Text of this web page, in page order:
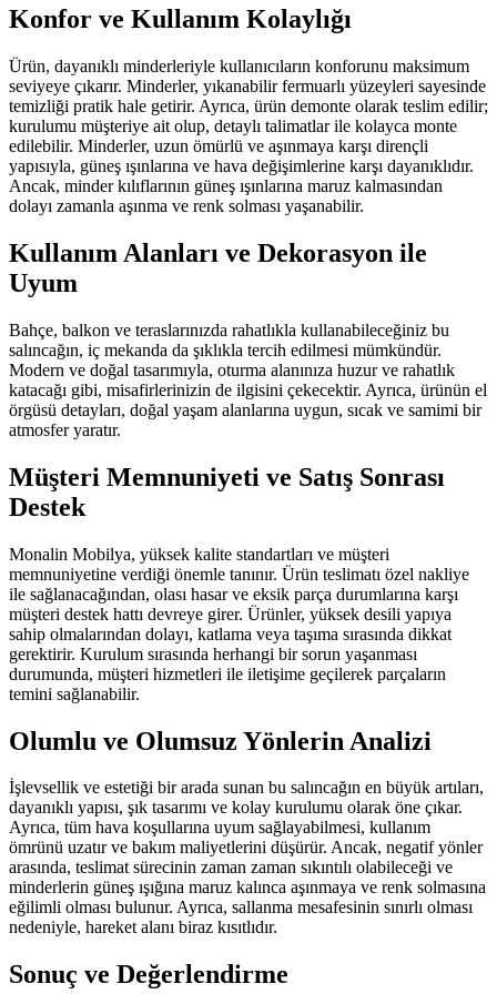
Konfor ve Kullanım Kolaylığı
Ürün, dayanıklı minderleriyle kullanıcıların konforunu maksimum
seviyeye çıkarır. Minderler, yıkanabilir fermuarlı yüzeyleri sayesinde
temizliği pratik hale getirir. Ayrıca, ürün demonte olarak teslim edilir;
kurulumu müşteriye ait olup, detaylı talimatlar ile kolayca monte
edilebilir. Minderler, uzun ömürlü ve aşınmaya karşı dirençli
yapısıyla, güneş ışınlarına ve hava değişimlerine karşı dayanıklıdır.
Ancak, minder kılıflarının güneş ışınlarına maruz kalmasından
dolayı zamanla aşınma ve renk solması yaşanabilir.
Kullanım Alanları ve Dekorasyon ile
Uyum
Bahçe, balkon ve teraslarınızda rahatlıkla kullanabileceğiniz bu
salıncağın, iç mekanda da şıklıkla tercih edilmesi mümkündür.
Modern ve doğal tasarımıyla, oturma alanınıza huzur ve rahatlık
katacağı gibi, misafirlerinizin de ilgisini çekecektir. Ayrıca, ürünün el
örgüsü detayları, doğal yaşam alanlarına uygun, sıcak ve samimi bir
atmosfer yaratır.
Müşteri Memnuniyeti ve Satış Sonrası
Destek
Monalin Mobilya, yüksek kalite standartları ve müşteri
memnuniyetine verdiği önemle tanınır. Ürün teslimatı özel nakliye
ile sağlanacağından, olası hasar ve eksik parça durumlarına karşı
müşteri destek hattı devreye girer. Ürünler, yüksek desili yapıya
sahip olmalarından dolayı, katlama veya taşıma sırasında dikkat
gerektirir. Kurulum sırasında herhangi bir sorun yaşanması
durumunda, müşteri hizmetleri ile iletişime geçilerek parçaların
temini sağlanabilir.
Olumlu ve Olumsuz Yönlerin Analizi
İşlevsellik ve estetiği bir arada sunan bu salıncağın en büyük artıları,
dayanıklı yapısı, şık tasarımı ve kolay kurulumu olarak öne çıkar.
Ayrıca, tüm hava koşullarına uyum sağlayabilmesi, kullanım
ömrünü uzatır ve bakım maliyetlerini düşürür. Ancak, negatif yönler
arasında, teslimat sürecinin zaman zaman sıkıntılı olabileceği ve
minderlerin güneş ışığına maruz kalınca aşınmaya ve renk solmasına
eğilimli olması bulunur. Ayrıca, sallanma mesafesinin sınırlı olması
nedeniyle, hareket alanı biraz kısıtlıdır.
Sonuç ve Değerlendirme